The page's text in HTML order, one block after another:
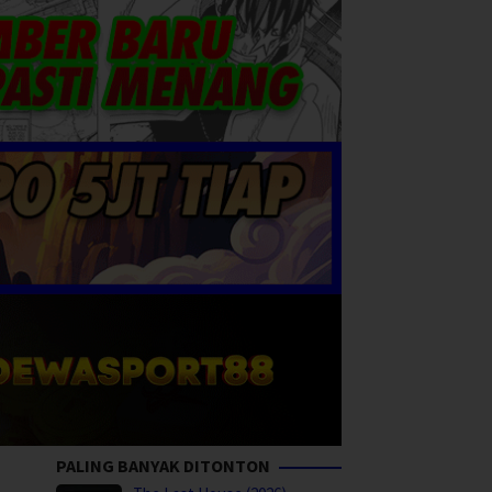
PALING BANYAK DITONTON